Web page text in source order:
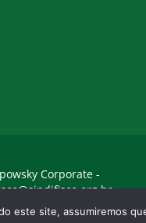
Corporate -
este site, assumiremos